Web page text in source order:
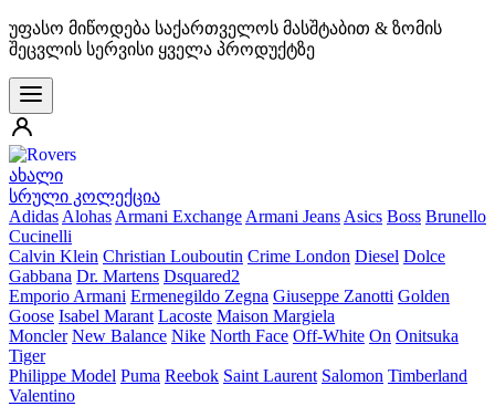
უფასო მიწოდება საქართველოს მასშტაბით & ზომის
შეცვლის სერვისი ყველა პროდუქტზე
ახალი
სრული კოლექცია
Adidas Alohas Armani Exchange Armani Jeans Asics Boss Brunello
Cucinelli
Calvin Klein Christian Louboutin Crime London Diesel Dolce
Gabbana Dr. Martens Dsquared2
Emporio Armani Ermenegildo Zegna Giuseppe Zanotti Golden
Goose Isabel Marant Lacoste Maison Margiela
Moncler New Balance Nike North Face Off-White On Onitsuka
Tiger
Philippe Model Puma Reebok Saint Laurent Salomon Timberland
Valentino